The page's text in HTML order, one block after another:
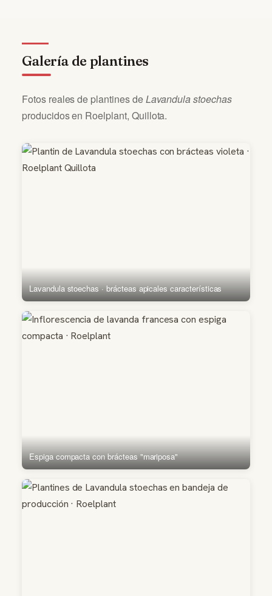
Galería de plantines
Fotos reales de plantines deLavandula stoechas
producidos en Roelplant, Quillota.
Lavandula stoechas · brácteas apicales características
Espiga compacta con brácteas "mariposa"